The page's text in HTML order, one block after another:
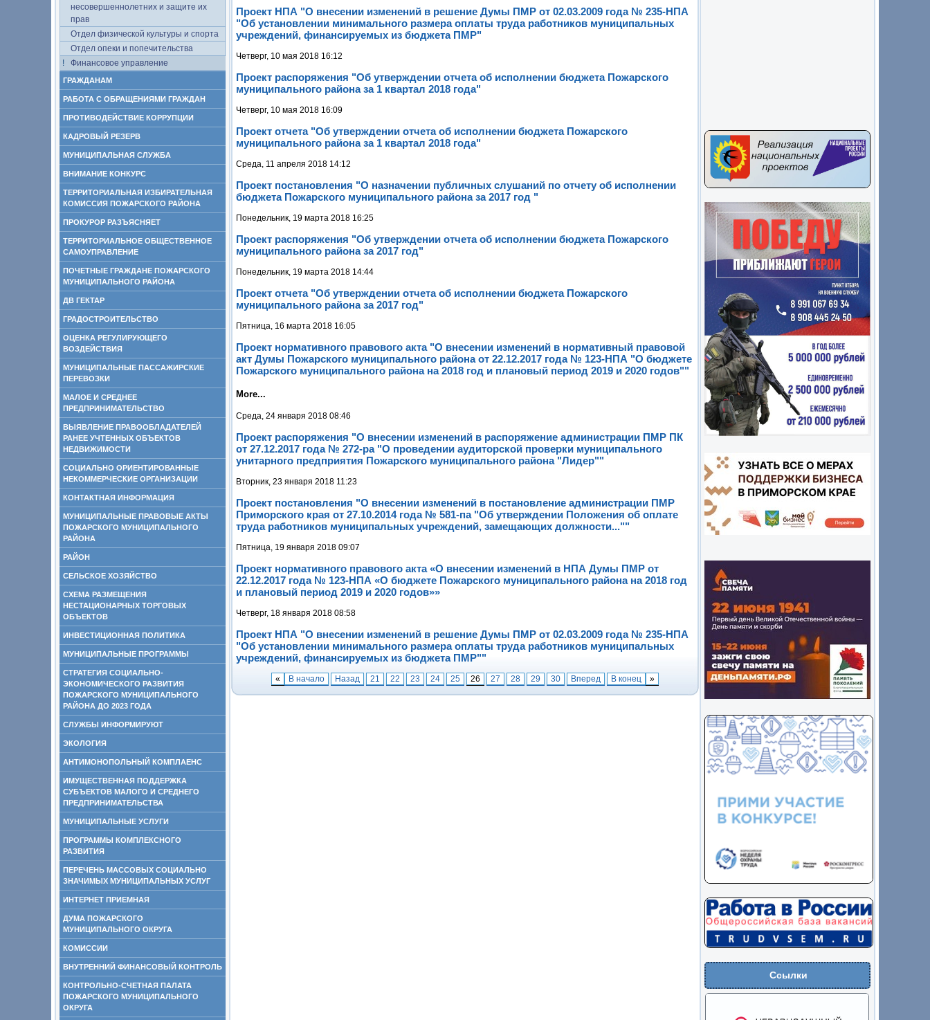
несовершеннолетних и защите их
прав
Отдел физической культуры и спорта
Отдел опеки и попечительства
Финансовое управление
ГРАЖДАНАМ
РАБОТА С ОБРАЩЕНИЯМИ ГРАЖДАН
ПРОТИВОДЕЙСТВИЕ КОРРУПЦИИ
КАДРОВЫЙ РЕЗЕРВ
МУНИЦИПАЛЬНАЯ СЛУЖБА
ВНИМАНИЕ КОНКУРС
ТЕРРИТОРИАЛЬНАЯ ИЗБИРАТЕЛЬНАЯ
КОМИССИЯ ПОЖАРСКОГО РАЙОНА
ПРОКУРОР РАЗЪЯСНЯЕТ
ТЕРРИТОРИАЛЬНОЕ ОБЩЕСТВЕННОЕ
САМОУПРАВЛЕНИЕ
ПОЧЕТНЫЕ ГРАЖДАНЕ ПОЖАРСКОГО
МУНИЦИПАЛЬНОГО РАЙОНА
ДВ ГЕКТАР
ГРАДОСТРОИТЕЛЬСТВО
ОЦЕНКА РЕГУЛИРУЮЩЕГО
ВОЗДЕЙСТВИЯ
МУНИЦИПАЛЬНЫЕ ПАССАЖИРСКИЕ
ПЕРЕВОЗКИ
МАЛОЕ И СРЕДНЕЕ
ПРЕДПРИНИМАТЕЛЬСТВО
ВЫЯВЛЕНИЕ ПРАВООБЛАДАТЕЛЕЙ
РАНЕЕ УЧТЕННЫХ ОБЪЕКТОВ
НЕДВИЖИМОСТИ
СОЦИАЛЬНО ОРИЕНТИРОВАННЫЕ
НЕКОММЕРЧЕСКИЕ ОРГАНИЗАЦИИ
КОНТАКТНАЯ ИНФОРМАЦИЯ
МУНИЦИПАЛЬНЫЕ ПРАВОВЫЕ АКТЫ
ПОЖАРСКОГО МУНИЦИПАЛЬНОГО
РАЙОНА
РАЙОН
СЕЛЬСКОЕ ХОЗЯЙСТВО
СХЕМА РАЗМЕЩЕНИЯ
НЕСТАЦИОНАРНЫХ ТОРГОВЫХ
ОБЪЕКТОВ
ИНВЕСТИЦИОННАЯ ПОЛИТИКА
МУНИЦИПАЛЬНЫЕ ПРОГРАММЫ
СТРАТЕГИЯ СОЦИАЛЬНО-
ЭКОНОМИЧЕСКОГО РАЗВИТИЯ
ПОЖАРСКОГО МУНИЦИПАЛЬНОГО
РАЙОНА ДО 2023 ГОДА
СЛУЖБЫ ИНФОРМИРУЮТ
ЭКОЛОГИЯ
АНТИМОНОПОЛЬНЫЙ КОМПЛАЕНС
ИМУЩЕСТВЕННАЯ ПОДДЕРЖКА
СУБЪЕКТОВ МАЛОГО И СРЕДНЕГО
ПРЕДПРИНИМАТЕЛЬСТВА
МУНИЦИПАЛЬНЫЕ УСЛУГИ
ПРОГРАММЫ КОМПЛЕКСНОГО
РАЗВИТИЯ
ПЕРЕЧЕНЬ МАССОВЫХ СОЦИАЛЬНО
ЗНАЧИМЫХ МУНИЦИПАЛЬНЫХ УСЛУГ
ИНТЕРНЕТ ПРИЕМНАЯ
ДУМА ПОЖАРСКОГО
МУНИЦИПАЛЬНОГО ОКРУГА
КОМИССИИ
ВНУТРЕННИЙ ФИНАНСОВЫЙ КОНТРОЛЬ
КОНТРОЛЬНО-СЧЕТНАЯ ПАЛАТА
ПОЖАРСКОГО МУНИЦИПАЛЬНОГО
ОКРУГА
Ссылки
Проект НПА "О внесении изменений в решение Думы ПМР от 02.03.2009 года № 235-НПА
"Об установлении минимального размера оплаты труда работников муниципальных
учреждений, финансируемых из бюджета ПМР"
Четверг, 10 мая 2018 16:12
Проект распоряжения "Об утверждении отчета об исполнении бюджета Пожарского
муниципального района за 1 квартал 2018 года"
Четверг, 10 мая 2018 16:09
Проект отчета "Об утверждении отчета об исполнении бюджета Пожарского
муниципального района за 1 квартал 2018 года"
Среда, 11 апреля 2018 14:12
Проект постановления "О назначении публичных слушаний по отчету об исполнении
бюджета Пожарского муниципального района за 2017 год "
Понедельник, 19 марта 2018 16:25
Проект распоряжения "Об утверждении отчета об исполнении бюджета Пожарского
муниципального района за 2017 год"
Понедельник, 19 марта 2018 14:44
Проект отчета "Об утверждении отчета об исполнении бюджета Пожарского
муниципального района за 2017 год"
Пятница, 16 марта 2018 16:05
Проект нормативного правового акта "О внесении изменений в нормативный правовой
акт Думы Пожарского муниципального района от 22.12.2017 года № 123-НПА "О бюджете
Пожарского муниципального района на 2018 год и плановый период 2019 и 2020 годов""
More...
Среда, 24 января 2018 08:46
Проект распоряжения "О внесении изменений в распоряжение администрации ПМР ПК
от 27.12.2017 года № 272-ра "О проведении аудиторской проверки муниципального
унитарного предприятия Пожарского муниципального района "Лидер""
Вторник, 23 января 2018 11:23
Проект постановления "О внесении изменений в постановление администрации ПМР
Приморского края от 27.10.2014 года № 581-па "Об утверждении Положения об оплате
труда работников муниципальных учреждений, замещающих должности...""
Пятница, 19 января 2018 09:07
Проект нормативного правового акта «О внесении изменений в НПА Думы ПМР от
22.12.2017 года № 123-НПА «О бюджете Пожарского муниципального района на 2018 год
и плановый период 2019 и 2020 годов»»
Четверг, 18 января 2018 08:58
Проект НПА "О внесении изменений в решение Думы ПМР от 02.03.2009 года № 235-НПА
"Об установлении минимального размера оплаты труда работников муниципальных
учреждений, финансируемых из бюджета ПМР""
« В начало Назад 21 22 23 24 25 26 27 28 29 30 Вперед В конец »